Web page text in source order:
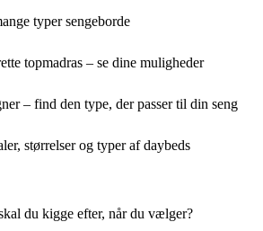
typer sengeborde
topmadras – se dine muligheder
– find den type, der passer til din seng
størrelser og typer af daybeds
du kigge efter, når du vælger?